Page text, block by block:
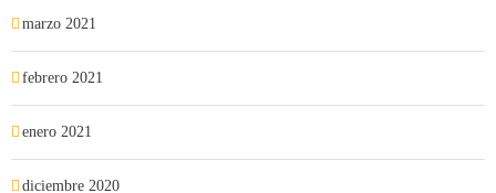
marzo 2021
febrero 2021
enero 2021
diciembre 2020